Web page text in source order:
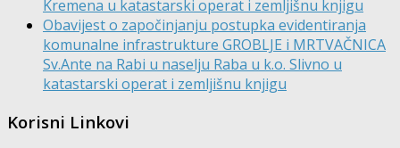
Kremena u katastarski operat i zemljišnu knjigu
Obavijest o započinjanju postupka evidentiranja
komunalne infrastrukture GROBLJE i MRTVAČNICA
Sv.Ante na Rabi u naselju Raba u k.o. Slivno u
katastarski operat i zemljišnu knjigu
Korisni Linkovi